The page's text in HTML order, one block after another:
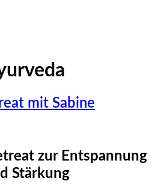
mit Sabine
zur Entspannung
Stärkung